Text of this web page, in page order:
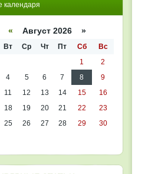
кален
списк
календаря
« Август 2026 »
Вт Ср Чт Пт Сб
Вс
1
2
4 5 6 7 8
9
11 12 13 14 15
16
18 19 20 21 22
23
25 26 27 28 29
30